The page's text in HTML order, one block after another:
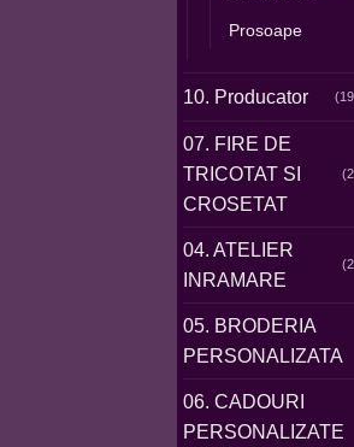
Prosoape
10. Producator
07. FIRE DE
TRICOTAT SI
CROSETAT
04. ATELIER
INRAMARE
05. BRODERIA
PERSONALIZATA
06. CADOURI
PERSONALIZATE
12100 KIT CĂMAȘĂ IE
N1539